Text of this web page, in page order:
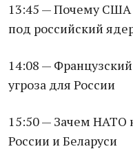
13:45 — Почему США
под российский
14:08 —
угроза для России
15:50 — Зачем НАТО
России и Беларуси